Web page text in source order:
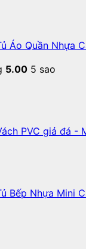
Áo Quần Nhựa
5.00 5 sao
PVC giả đá -
Bếp Nhựa Mini